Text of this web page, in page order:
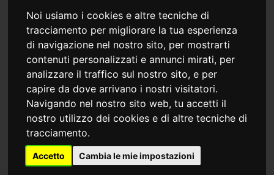
Noi usiamo i cookies e altre tecniche di
tracciamento per migliorare la tua esperienza
di navigazione nel nostro sito, per mostrarti
contenuti personalizzati e annunci mirati, per
analizzare il traffico sul nostro sito, e per
capire da dove arrivano i nostri visitatori.
Navigando nel nostro sito web, tu accetti il
nostro utilizzo dei cookies e di altre tecniche di
tracciamento.
Accetto Cambia le mie impostazioni
30/10/2024
E adesso?
della scuola San Zeno di Verona hanno vissuto una
giornata speciale: un ritiro pensato per aiutarli a